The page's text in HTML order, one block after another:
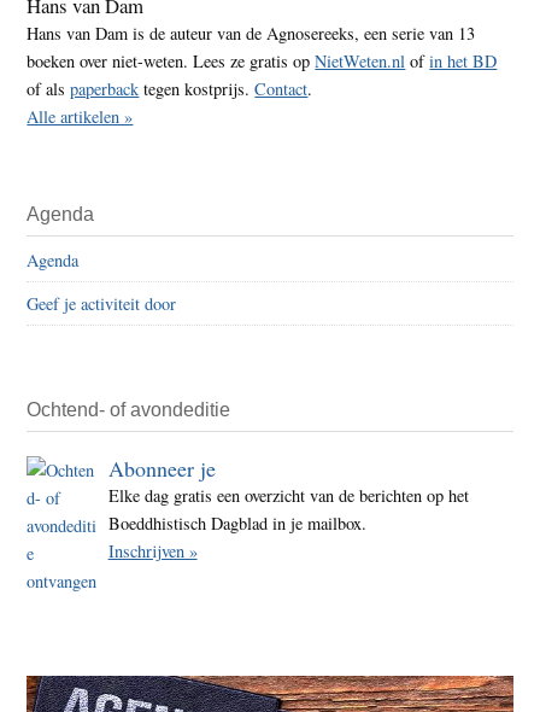
Hans van Dam is de auteur van de Agnosereeks, een serie van 13
boeken over niet-weten. Lees ze gratis opNietWeten.nl ofin het BD
of alspaperback tegen kostprijs.Contact.
Alle artikelen »
Agenda
Agenda
Geef je activiteit door
Ochtend- of avondeditie
Abonneer je
Elke dag gratis een overzicht van de berichten op het
Boeddhistisch Dagblad in je mailbox.
Inschrijven »